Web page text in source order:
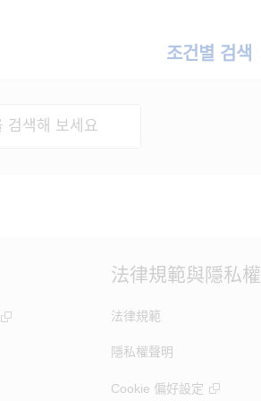
조건별 검색
法律規範與隱私權
法律規範
隱私權聲明
Cookie 偏好設定